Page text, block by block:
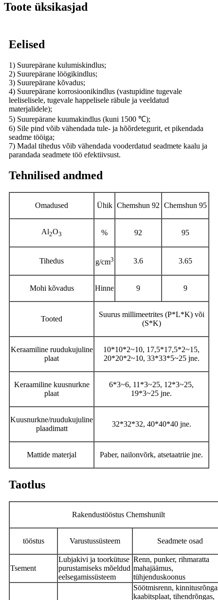
Toote üksikasjad
Eelised
1) Suurepärane kulumiskindlus;
2) Suurepärane löögikindlus;
3) Suurepärane kõvadus;
4) Suurepärane korrosioonikindlus (vastupidine tugevale
leeliselisele, tugevale happelisele räbule ja veeldatud
materjalidele);
5) Suurepärane kuumakindlus (kuni 1500 ℃);
6) Sile pind võib vähendada tule- ja hõõrdetegurit, et pikendada
seadme tööiga;
7) Madal tihedus võib vähendada vooderdatud seadmete kaalu ja
parandada seadmete töö efektiivsust.
Tehnilised andmed
Omadused Ühik Chemshun 92 Chemshun 95
Al2O3 % 92 95
Tihedus g/cm3 3.6 3.65
Mohi kõvadus Hinne 9 9
Tooted
Suurus millimeetrites (P*L*K) või
(S*K)
Keraamiline ruudukujuline
plaat
10*10*2~10, 17,5*17,5*2~15,
20*20*2~10, 33*33*5~25 jne.
Keraamiline kuusnurkne
plaat
6*3~6, 11*3~25, 12*3~25,
19*3~25 jne.
Kuusnurkne/ruudukujuline
plaadimatt
32*32*32, 40*40*40 jne.
Mattide materjal Paber, nailonvõrk, atsetaatriie jne.
Taotlus
Rakendustööstus Chemshunilt
tööstus Varustussüsteem Seadmete osad
Tsement
Lubjakivi ja toorkütuse
purustamiseks mõeldud
eelsegamissüsteem
Renn, punker, rihmaratta
mahajäämus,
tühjenduskoonus
Söötmisrenn,
kaabitsplaat, tihendrõngas,